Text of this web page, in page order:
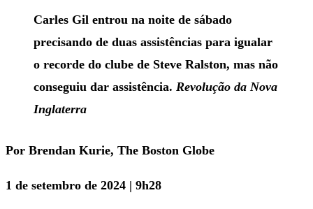
Carles Gil entrou na noite de sábado
precisando de duas assistências para igualar
o recorde do clube de Steve Ralston, mas não
conseguiu dar assistência. Revolução da Nova
Inglaterra
Por Brendan Kurie, The Boston Globe
1 de setembro de 2024 | 9h28